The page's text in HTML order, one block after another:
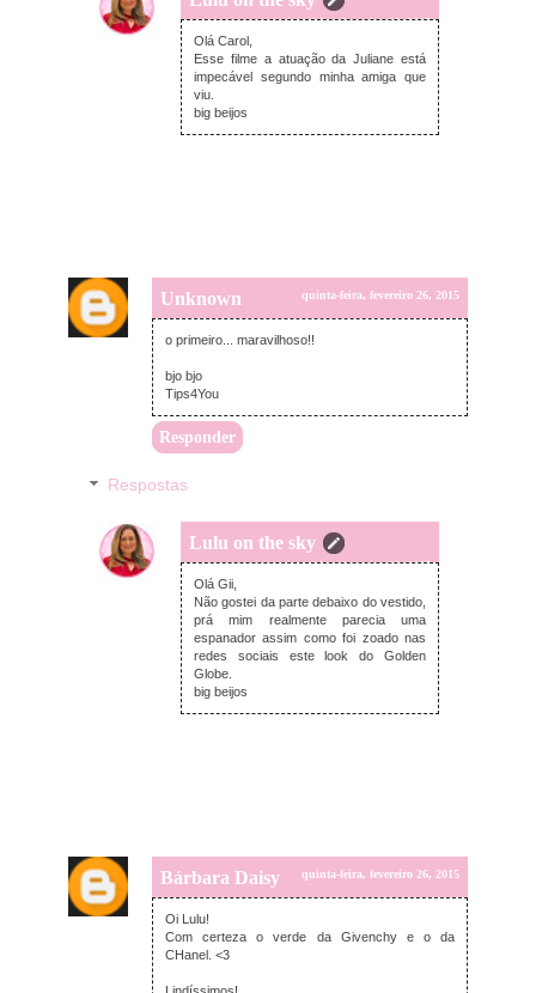
quinta-feira, fevereiro 26, 2015
Olá Carol,
Esse filme a atuação da Juliane está
impecável segundo minha amiga que
viu.
big beijos
Unknown quinta-feira, fevereiro 26, 2015
o primeiro... maravilhoso!!
bjo bjo
Tips4You
Responder
Respostas
Lulu on the sky
quinta-feira, fevereiro 26, 2015
Olá Gii,
Não gostei da parte debaixo do vestido,
prá mim realmente parecia uma
espanador assim como foi zoado nas
redes sociais este look do Golden
Globe.
big beijos
Bárbara Daisy quinta-feira, fevereiro 26, 2015
Oi Lulu!
Com certeza o verde da Givenchy e o da
CHanel. <3